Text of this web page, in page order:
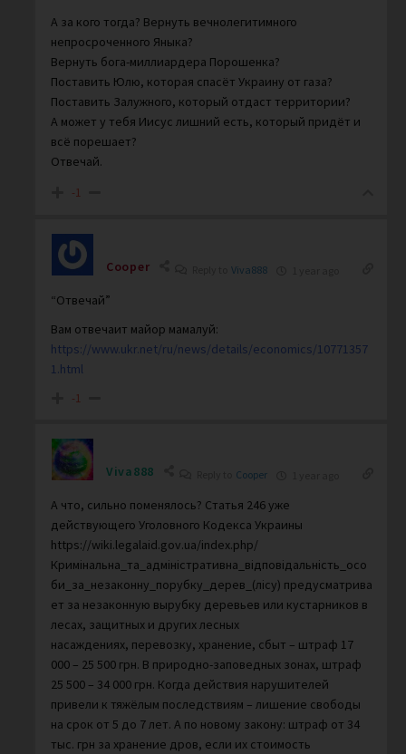
А за кого тогда? Вернуть вечнолегитимного
непросроченного Яныка?
Вернуть бога-миллиардера Порошенка?
Поставить Юлю, которая спасёт Украину от газа?
Поставить Залужного, который отдаст территории?
А может у тебя Иисус лишний есть, который придёт и
всё порешает?
Отвечай.
-1
Cooper Reply toViva888
“Отвечай”
Вам отвечаит майор мамалуй:
https://www.ukr.net/ru/news/details/economics/10771357
1.html
-1
Viva888 Cooper
А что, сильно поменялось? Статья 246 уже
действующего Уголовного Кодекса Украины
https://wiki.legalaid.gov.ua/index.php/
Кримінальна_та_адміністративна_відповідальність_осо
би_за_незаконну_порубку_дерев_(лісу) предусматрива
ет за незаконную вырубку деревьев или кустарников в
лесах, защитных и других лесных
насаждениях, перевозку, хранение, сбыт – штраф 17
000 – 25 500 грн. В природно-заповедных зонах, штраф
25 500 – 34 000 грн. Когда действия нарушителей
привели к тяжёлым последствиям – лишение свободы
на срок от 5 до 7 лет. А по новому закону: штраф от 34
тыс. грн за хранение дров, если их стоимость